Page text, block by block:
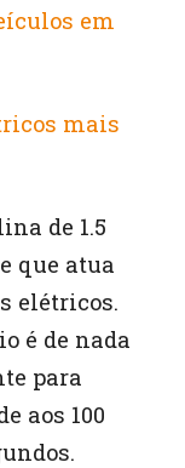
em
mais
de 1.5
que atua
elétricos.
é de nada
para
aos 100